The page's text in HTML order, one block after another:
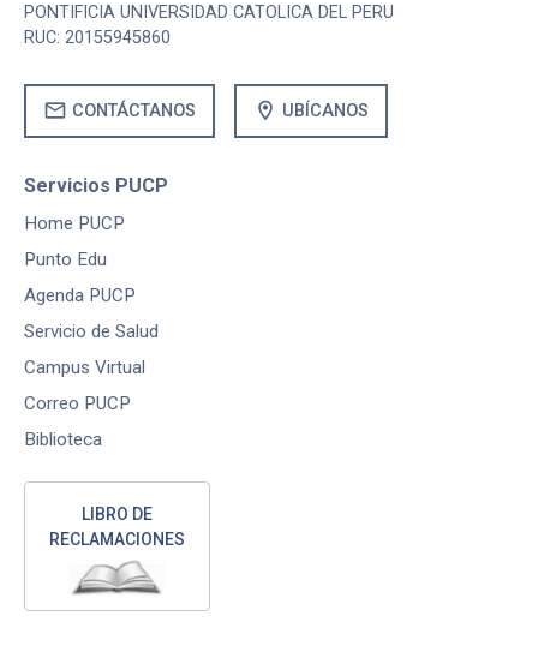
PONTIFICIA UNIVERSIDAD CATOLICA DEL PERU
RUC: 20155945860
mail CONTÁCTANOS location_on UBÍCANOS
Servicios PUCP
Home PUCP
Punto Edu
Agenda PUCP
Servicio de Salud
Campus Virtual
Correo PUCP
Biblioteca
LIBRO DE
RECLAMACIONES